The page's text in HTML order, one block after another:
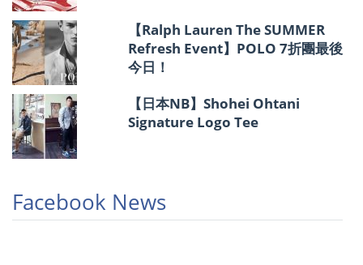
【Ralph Lauren The SUMMER
Refresh Event】POLO 7折團最後
今日！
【日本NB】Shohei Ohtani
Signature Logo Tee
Facebook News